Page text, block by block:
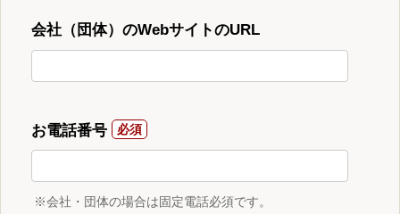
会社（団体）のWebサイトのURL
お電話番号
※会社・団体の場合は固定電話必須です。